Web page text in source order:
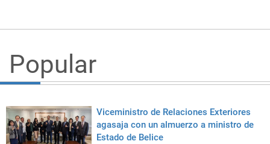
Popular
Viceministro de Relaciones Exteriores
agasaja con un almuerzo a ministro de
Estado de Belice